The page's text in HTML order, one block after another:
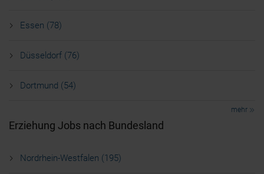
„Einstellungen oder ablehnen” bzw. „Alle ablehnen” sowie
Daten dient folgenden Zwecken:
Präferenz-Cookies
Marketing-Cookies
Essen (78)
Düsseldorf (76)
Dortmund (54)
mehr
Erziehung Jobs nach Bundesland
Nordrhein-Westfalen (195)